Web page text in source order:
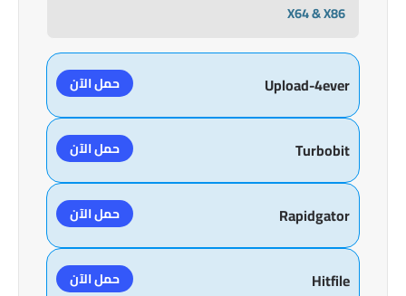
X64 & X86
Upload-4ever حمل الآن
Turbobit حمل الآن
Rapidgator حمل الآن
Hitfile حمل الآن